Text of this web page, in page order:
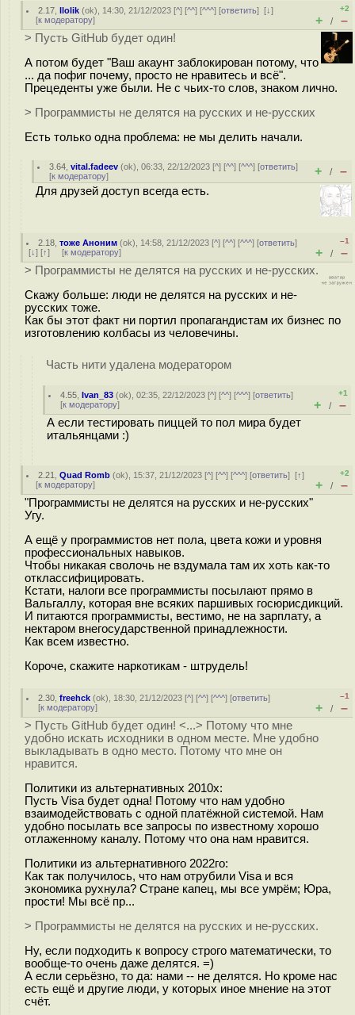
2.17 ,llolik (ok), 14:30, 21/12/2023 [^] [^^] [^^^] [ответить][↓]
[к модератору]
+2
+ / –
> Пусть GitHub будет один!
А потом будет "Ваш акаунт заблокирован потому, что
... да пофиг почему, просто не нравитесь и всё".
Прецеденты уже были. Не с чьих-то слов, знаком лично.
> Программисты не делятся на русских и не-русских
Есть только одна проблема: не мы делить начали.
3.64 ,vital.fadeev (ok), 06:33, 22/12/2023 [^] [^^] [^^^] [ответить]
[к модератору] + / –
Для друзей доступ всегда есть.
2.18 ,тоже Аноним (ok), 14:58, 21/12/2023 [^] [^^] [^^^] [ответить]
[↓] [↑] [к модератору]
–1
+ / –
> Программисты не делятся на русских и не-русских.
Скажу больше: люди не делятся на русских и не-
русских тоже.
Как бы этот факт ни портил пропагандистам их бизнес по
изготовлению колбасы из человечины.
Часть нити удалена модератором
4.55 ,Ivan_83 (ok), 02:35, 22/12/2023 [^] [^^] [^^^] [ответить]
[к модератору]
+1
+ / –
А если тестировать пиццей то пол мира будет
итальянцами :)
2.21 ,Quad Romb (ok), 15:37, 21/12/2023 [^] [^^] [^^^] [ответить][↑]
[к модератору]
+2
+ / –
"Программисты не делятся на русских и не-русских"
Угу.
А ещё у программистов нет пола, цвета кожи и уровня
профессиональных навыков.
Чтобы никакая сволочь не вздумала там их хоть как-то
отклассифицировать.
Кстати, налоги все программисты посылают прямо в
Вальгаллу, которая вне всяких паршивых госюрисдикций.
И питаются программисты, вестимо, не на зарплату, а
нектаром внегосударственной принадлежности.
Как всем известно.
Короче, скажите наркотикам - штрудель!
2.30 ,freehck (ok), 18:30, 21/12/2023 [^] [^^] [^^^] [ответить]
[к модератору]
–1
+ / –
> Пусть GitHub будет один! <...> Потому что мне
удобно искать исходники в одном месте. Мне удобно
выкладывать в одно место. Потому что мне он
нравится.
Политики из альтернативных 2010х:
Пусть Visa будет одна! Потому что нам удобно
взаимодействовать с одной платёжной системой. Нам
удобно посылать все запросы по известному хорошо
отлаженному каналу. Потому что она нам нравится.
Политики из альтернативного 2022го:
Как так получилось, что нам отрубили Visa и вся
экономика рухнула? Стране капец, мы все умрём; Юра,
прости! Мы всё пр...
> Программисты не делятся на русских и не-русских.
Ну, если подходить к вопросу строго математически, то
вообще-то очень даже делятся. =)
А если серьёзно, то да: нами -- не делятся. Но кроме нас
есть ещё и другие люди, у которых иное мнение на этот
счёт.